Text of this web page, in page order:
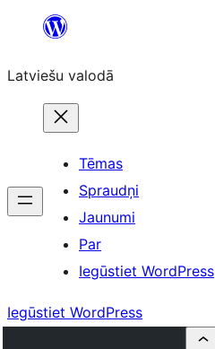
Pāriet
saturu
Latviešu valodā
Tēmas
Spraudņi
Jaunumi
Par
Iegūstiet WordPress
Iegūstiet WordPress